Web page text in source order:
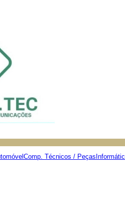
Comp. Técnicos / Peças